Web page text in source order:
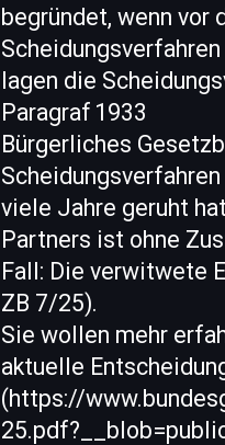
begründet, wenn vor
lagen die
Paragraf 1933
Bürgerliches
Scheidungsverfahren
viele Jahre geruht
Partners ist ohne
Fall: Die verwitwete
ZB 7/25).
Sie wollen mehr
aktuelle
(https://